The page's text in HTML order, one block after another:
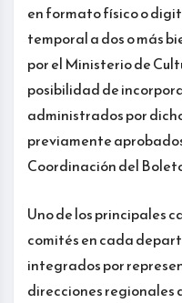
en formato físico o
temporal a dos o más
por el Ministerio de
posibilidad de
administrados por
previamente
Coordinación del
Uno de los principales
comités en cada
integrados por
direcciones regionales